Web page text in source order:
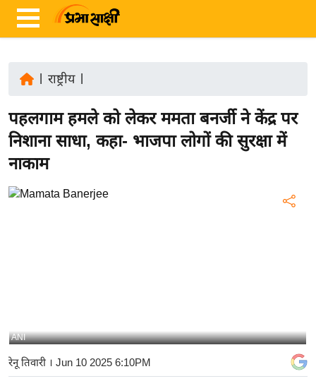
ज़ा
ख
र
रा
य
बि
ज़
राष्ट्रीय|
पहलगाम हमले को लेकर ममता बनर्जी ने केंद्र पर
निशाना साधा, कहा- भाजपा लोगों की सुरक्षा में
नाकाम
ANI
रेनू तिवारी । Jun 10 2025 6:10PM